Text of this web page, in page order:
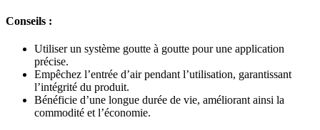
Conseils :
Utiliser un système goutte à goutte pour une application
précise.
Empêchez l’entrée d’air pendant l’utilisation, garantissant
l’intégrité du produit.
Bénéficie d’une longue durée de vie, améliorant ainsi la
commodité et l’économie.